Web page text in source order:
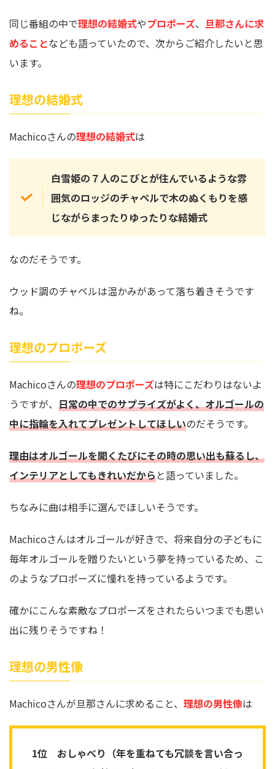
同じ番組の中で理想の結婚式やプロポーズ、 旦那さんに求
めることなども語っていたので、次からご紹介したいと思
います。
理想の結婚式
Machicoさんの理想の結婚式は
白雪姫の７人のこびとが住んでいるような雰
囲気のロッジのチャペルで木のぬくもりを感
じながらまったりゆったりな結婚式
なのだそうです。
ウッド調のチャペルは温かみがあって落ち着きそうです
ね。
理想のプロポーズ
Machicoさんの理想のプロポーズは特にこだわりはないよ
うですが、 日常の中でのサプライズがよく、オルゴールの
中に指輪を入れてプレゼントしてほしいのだそうです。
理由はオルゴールを開くたびにその時の思い出も蘇るし、
インテリアとしてもきれいだからと語っていました。
ちなみに曲は相手に選んでほしいそうです。
Machicoさんはオルゴールが好きで、将来自分の子どもに
毎年オルゴールを贈りたいという夢を持っているため、こ
のようなプロポーズに憧れを持っているようです。
確かにこんな素敵なプロポーズをされたらいつまでも思い
出に残りそうですね！
理想の男性像
Machicoさんが旦那さんに求めること、 理想の男性像は
1位 おしゃべり（年を重ねても冗談を言い合っ